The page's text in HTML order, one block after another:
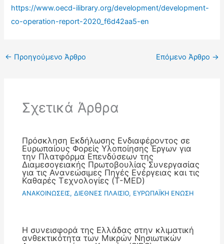
https://www.oecd-ilibrary.org/development/development-
co-operation-report-2020_f6d42aa5-en
← Προηγούμενο Άρθρο Επόμενο Άρθρο →
Σχετικά Άρθρα
Πρόσκληση Εκδήλωσης Ενδιαφέροντος σε
Ευρωπαίους Φορείς Υλοποίησης Έργων για
την Πλατφόρμα Επενδύσεων της
Διαμεσογειακής Πρωτοβουλίας Συνεργασίας
για τις Ανανεώσιμες Πηγές Ενέργειας και τις
Καθαρές Τεχνολογίες (T-MED)
ΑΝΑΚΟΙΝΩΣΕΙΣ,ΔΙΕΘΝΕΣ ΠΛΑΙΣΙΟ, ΕΥΡΩΠΑΪΚΗ ΕΝΩΣΗ
Η συνεισφορά της Ελλάδας στην κλιματική
ανθεκτικότητα των Μικρών Νησιωτικών